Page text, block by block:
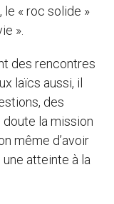
le « roc solide »
».
des rencontres
laïcs aussi, il
des
la mission
même d’avoir
atteinte à la